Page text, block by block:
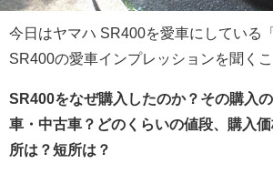
今日はヤマハ SR400を愛車にしている
SR400の愛車インプレッションを聞くこ
SR400をなぜ購入したのか？その購入
車・中古車？どのくらいの値段、購入
所は？短所は？